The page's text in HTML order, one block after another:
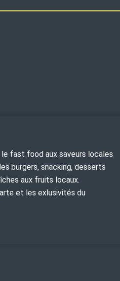
le fast food aux saveurs locales
burgers, snacking, desserts
aux fruits locaux.
et les exlusivités du